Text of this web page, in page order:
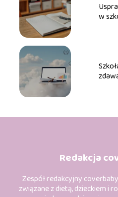
w
Redakcja
Zespół redakcyjny
związane z dietą, dzieckiem i